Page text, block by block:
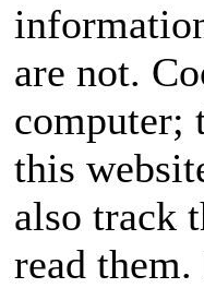
are not.
computer;
this
also track
read